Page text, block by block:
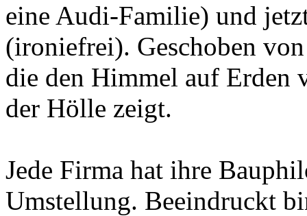
eine Audi-Familie) und
(ironiefrei). Geschoben
die den Himmel auf Erden
der Hölle zeigt.
Jede Firma hat ihre
Umstellung. Beeindruckt